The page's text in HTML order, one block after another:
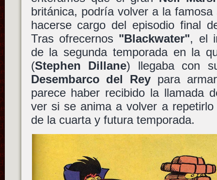
británica, podría volver a la
hacerse cargo del episodio final
Tras ofrecernos "Blackwater", el
de la segunda temporada en la
(Stephen Dillane) llegaba con
Desembarco del Rey para
parece haber recibido la llamada
ver si se anima a volver a
de la cuarta y futura temporada.